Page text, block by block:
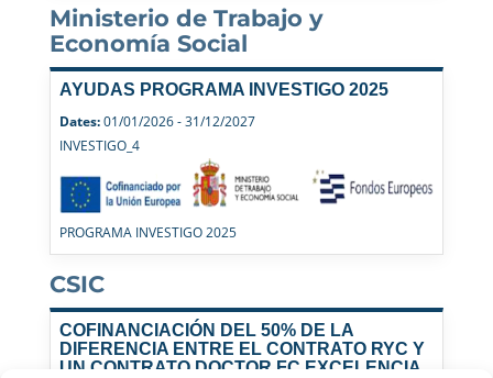
Ministerio de Trabajo y
Economía Social
AYUDAS PROGRAMA INVESTIGO 2025
Dates:01/01/2026 - 31/12/2027
INVESTIGO_4
PROGRAMA INVESTIGO 2025
CSIC
COFINANCIACIÓN DEL 50% DE LA
DIFERENCIA ENTRE EL CONTRATO RYC Y
UN CONTRATO DOCTOR FC EXCELENCIA